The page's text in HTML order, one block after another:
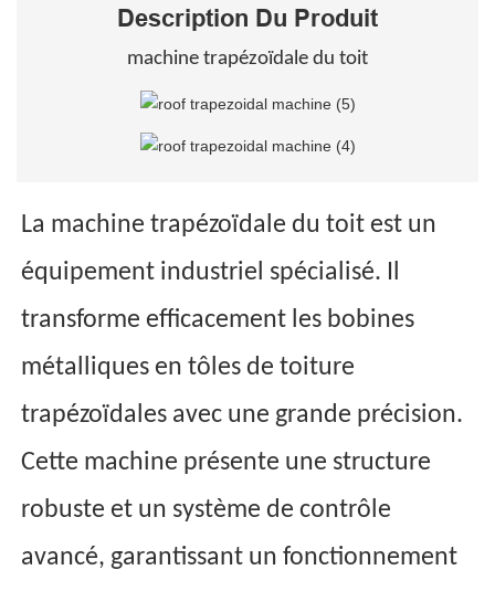
Description Du Produit
machine trapézoïdale du toit
La machine trapézoïdale du toit est un
équipement industriel spécialisé. Il
transforme efficacement les bobines
métalliques en tôles de toiture
trapézoïdales avec une grande précision.
Cette machine présente une structure
robuste et un système de contrôle
avancé, garantissant un fonctionnement